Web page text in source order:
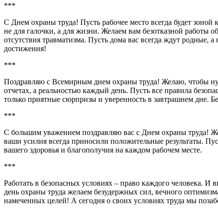
***
С Днем охраны труда! Пусть рабочее место всегда будет зоной
не для галочки, а для жизни. Желаем вам безотказной работы
отсутствия травматизма. Пусть дома вас всегда ждут родные,
достижения!
***
Поздравляю с Всемирным днем охраны труда! Желаю, чтобы
отчетах, а реальностью каждый день. Пусть все правила
только приятные сюрпризы и уверенность в завтрашнем дне.
***
С большим уважением поздравляю вас с Днем охраны труда!
ваши усилия всегда приносили положительные результаты.
вашего здоровья и благополучия на каждом рабочем месте.
***
Работать в безопасных условиях – право каждого человека.
день охраны труда желаем безудержных сил, вечного
намеченных целей! А сегодня о своих условиях труда мы